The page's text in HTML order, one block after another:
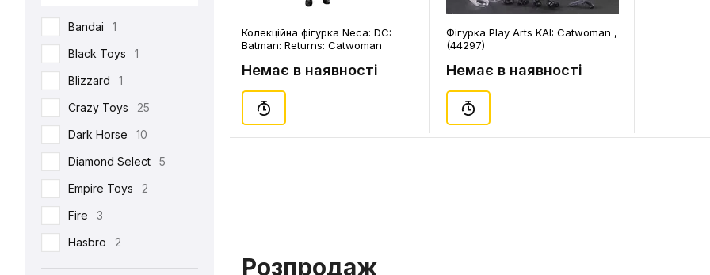
Bandai
1
Black Toys
1
Blizzard
1
Crazy Toys
25
Dark Horse
10
Diamond Select
5
Empire Toys
2
Fire
3
Hasbro
2
Hot Toys 93
Колекційна фігурка Neca: DC:
Batman: Returns: Catwoman
Немає в наявності
Фігурка Play Arts KAI: Catwoman ,
(44297)
Немає в наявності
Розпродаж